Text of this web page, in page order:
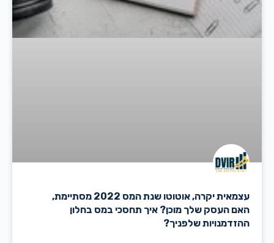
עצמאית יקרה, אוטוטו שנת המס 2022 מסתיימת,
האם העסק שלך מוכן? איך תחסכי במס בחלון
ההזדמנויות שלפניך?